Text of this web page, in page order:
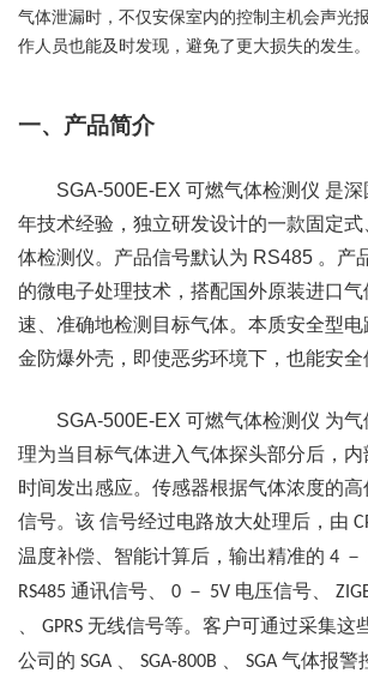
气体泄漏时，不仅安保室内的控制主机会声光
作人员也能及时发现，避免了更大损失的发生。
一、产品简介
SGA-500E-EX 可燃气体检测仪 是深
年技术经验，独立研发设计的一款固定
体检测仪。产品信号默认为 RS485 。产
的微电子处理技术，搭配国外原装进口
速、准确地检测目标气体。本质安全型
金防爆外壳，即使恶劣环境下，也能安全
SGA-500E-EX 可燃气体检测仪 为气
理为当目标气体进入气体探头部分后，
时间发出感应。传感器根据气体浓度的
信号。该 信号经过电路放大处理后，由
温度补偿、智能计算后，输出精准的 4 －
RS485 通讯信号、 0 － 5V 电压信号、
GPRS 无线信号等。客户可通过采集这
公司的 SGA SGA-800B SGA 气体报警